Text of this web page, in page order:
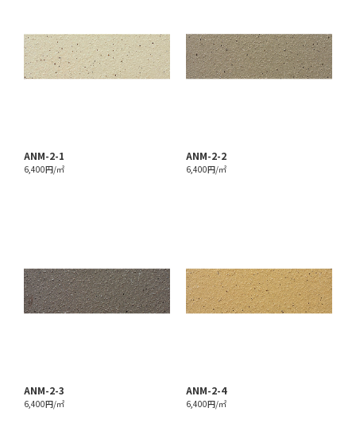
ANM-2-1
6,400円/㎡
ANM-2-2
6,400円/㎡
ANM-2-3
6,400円/㎡
ANM-2-4
6,400円/㎡